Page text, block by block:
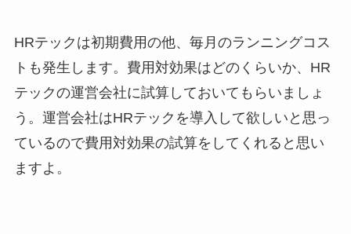
HRテックは初期費用の他、毎月のランニングコス
トも発生します。費用対効果はどのくらいか、HR
テックの運営会社に試算しておいてもらいましょ
う。運営会社はHRテックを導入して欲しいと思っ
ているので費用対効果の試算をしてくれると思い
ますよ。